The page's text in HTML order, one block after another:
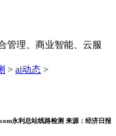
管理、商业智能、云服
> ai动态 >
永利总站线路检测 来源： 经济日报